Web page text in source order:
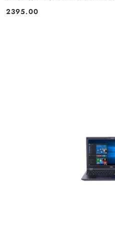
Cena:
2395.00